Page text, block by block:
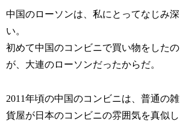
中国のローソンは、私にとってなじみ深
い。
初めて中国のコンビニで買い物をしたの
が、大連のローソンだったからだ。
2011年頃の中国のコンビニは、普通の雑
貨屋が日本のコンビニの雰囲気を真似し